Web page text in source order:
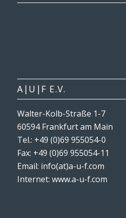
A|U|F E.V.
Walter-Kolb-Straße 1-7
60594 Frankfurt am Main
Tel.: +49 (0)69 955054-0
Fax: +49 (0)69 955054-11
Email: info(at)a-u-f.com
Internet: www.a-u-f.com